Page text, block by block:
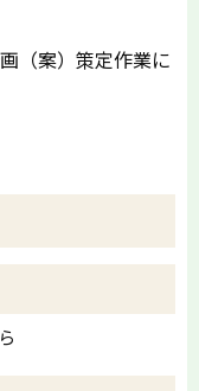
（案）策定作業に